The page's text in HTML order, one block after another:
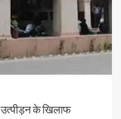
उत्पीड़न के खिलाफ